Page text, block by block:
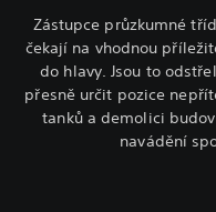
Zástupce průzkumné
čekají na vhodnou
do hlavy. Jsou to
přesně určit pozice
tanků a demolici
navádění